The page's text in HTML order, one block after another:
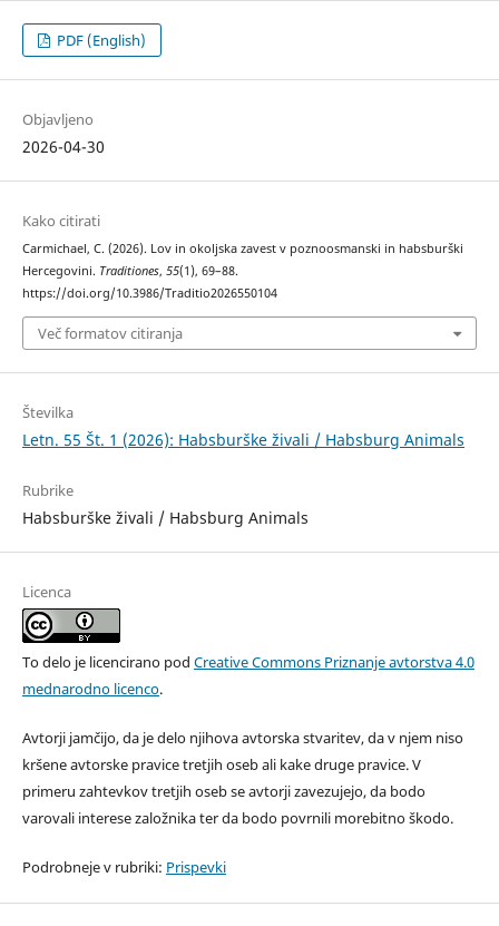
PDF (English)
Objavljeno
2026-04-30
Kako citirati
Carmichael, C. (2026). Lov in okoljska zavest v poznoosmanski in habsburški
Hercegovini. Traditiones, 55(1), 69–88.
https://doi.org/10.3986/Traditio2026550104
Več formatov citiranja
Številka
Letn. 55 Št. 1 (2026): Habsburške živali / Habsburg Animals
Rubrike
Habsburške živali / Habsburg Animals
Licenca
To delo je licencirano pod Creative Commons Priznanje avtorstva 4.0
mednarodno licenco.
Avtorji jamčijo, da je delo njihova avtorska stvaritev, da v njem niso
kršene avtorske pravice tretjih oseb ali kake druge pravice. V
primeru zahtevkov tretjih oseb se avtorji zavezujejo, da bodo
varovali interese založnika ter da bodo povrnili morebitno škodo.
Podrobneje v rubriki: Prispevki